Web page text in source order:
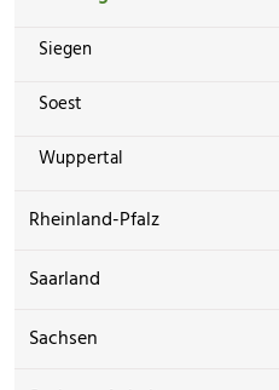
Siegen
Soest
Wuppertal
Rheinland-Pfalz
Saarland
Sachsen